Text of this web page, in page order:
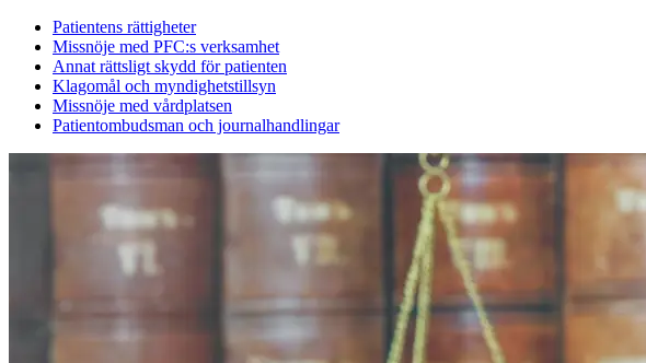
Patientens rättigheter
Missnöje med PFC:s verksamhet
Annat rättsligt skydd för patienten
Klagomål och myndighetstillsyn
Missnöje med vårdplatsen
Patientombudsman och journalhandlingar